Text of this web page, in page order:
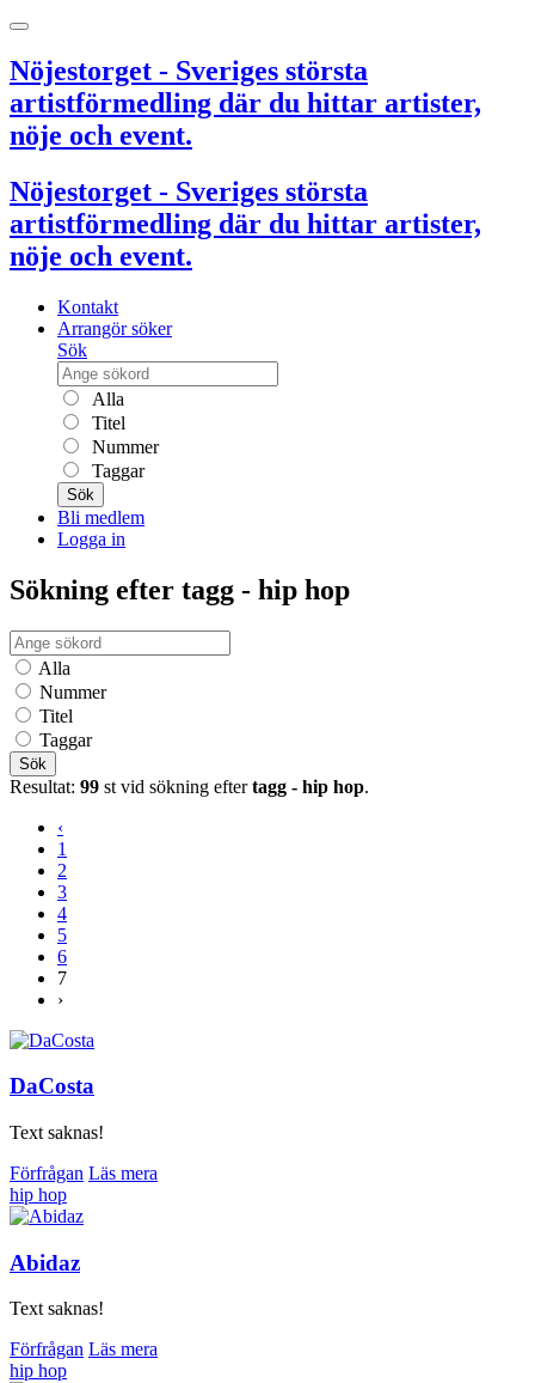
Nöjestorget - Sveriges största
artistförmedling där du hittar artister,
nöje och event.
Nöjestorget - Sveriges största
artistförmedling där du hittar artister,
nöje och event.
Kontakt
Arrangör söker
Sök
Alla
Titel
Nummer
Taggar
Sök
Bli medlem
Logga in
Sökning efter tagg - hip hop
Alla
Nummer
Titel
Taggar
Sök
Resultat: 99 st vid sökning eftertagg - hip hop.
‹
1
2
3
4
5
6
7
›
DaCosta
Text saknas!
Förfrågan Läs mera
hip hop
Abidaz
Text saknas!
Förfrågan Läs mera
hip hop